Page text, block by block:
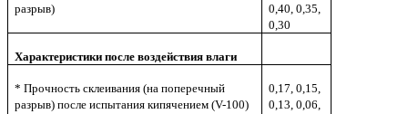
разрыв)
0,40, 0,35,
0,30
Характеристики после воздействия влаги
* Прочность склеивания (на поперечный
разрыв) после испытания кипячением (V-100)
0,17, 0,15,
0,13, 0,06,